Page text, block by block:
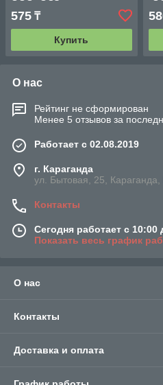
575 ₸
Купить
О нас
Рейтинг не сформирован
Менее 5 отзывов за
Работает с 02.08.2019
г. Караганда
ул. Бытовая, 25, Караганда,
Контакты
Сегодня работает с 10:00
Показать весь график
О нас
Контакты
Доставка и оплата